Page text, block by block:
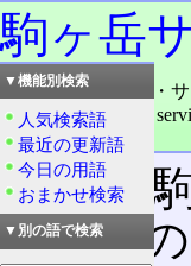
駒ヶ岳
読み：こまがたけ・
外語：Komagatake
品詞：その他地名
長野県
エリア
▼機能別検索
人気検索語
最近の更新語
今日の用語
おまかせ検索
▼別の語で検索